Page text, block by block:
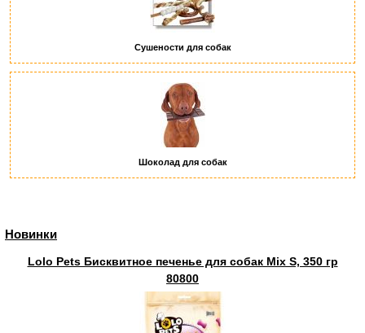
Сушености для собак
Шоколад для собак
Новинки
Lolo Pets Бисквитное печенье для собак Mix S, 350 гр
80800